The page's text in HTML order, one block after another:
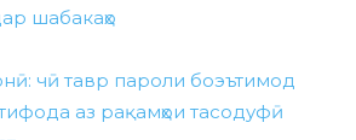
шабакаҳо
чӣ тавр пароли боэътимод
аз рақамҳои тасодуфӣ